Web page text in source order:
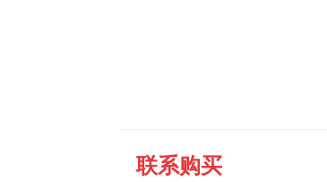
联系购买